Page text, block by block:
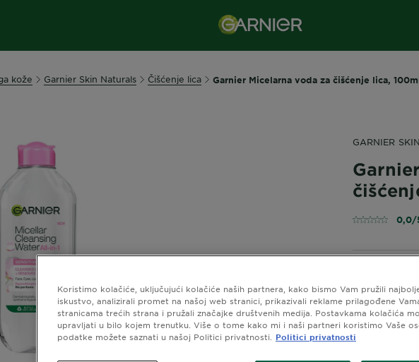
kože Garnier Skin Naturals Čišćenje lica Garnier Micelarna voda za čišćenje lica,
GARNIER
0,0/
GARNIER
100ml Ultra
nečistoća i
satnom
Pogodno za
PRIKAŽI VIŠE
PAKIRANJE
Koristimo kolačiće, uključujući kolačiće naših partnera, kako bismo Vam pružili
iskustvo, analizirali promet na našoj web stranici, prikazivali reklame prilagođene
stranicama trećih strana i pružali značajke društvenih medija. Postavkama kolačića
upravljati u bilo kojem trenutku. Više o tome kako mi i naši partneri koristimo Vaše
podatke možete saznati u našoj Politici privatnosti.
Politici privatnosti